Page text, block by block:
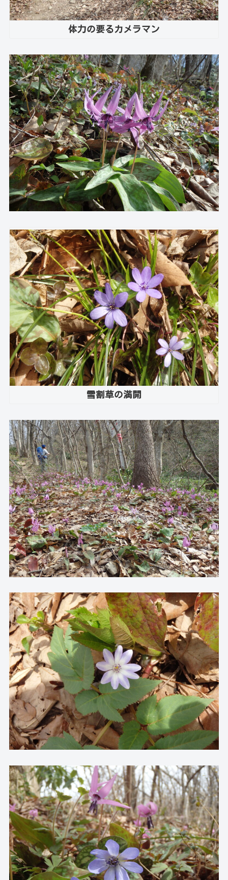
体力の要るカメラマン
雪割草の満開